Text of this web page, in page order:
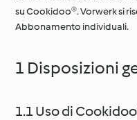
su Cookidoo®. Vorwerk si
Abbonamento individuali.
1 Disposizioni
1.1 Uso di